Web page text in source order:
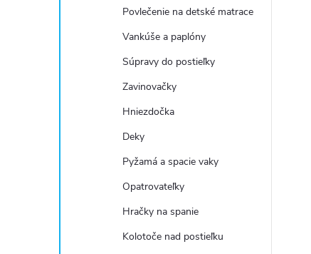
Povlečenie na detské matrace
Vankúše a paplóny
Súpravy do postieľky
Zavinovačky
Hniezdočka
Deky
Pyžamá a spacie vaky
Opatrovateľky
Hračky na spanie
Kolotoče nad postieľku